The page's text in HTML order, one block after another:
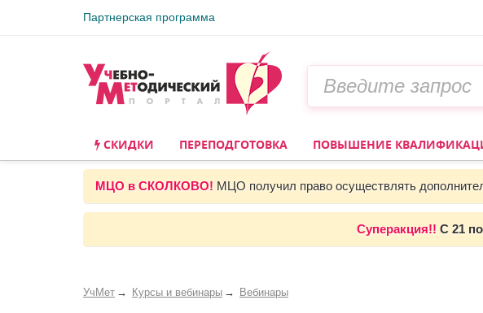
Партнерская программа
СКИДКИ ПЕРЕПОДГОТОВКА ПОВЫШЕНИЕ
МЦО в СКОЛКОВО! МЦО получил право осуществлять
Суперакция!! С 21
УчМет Курсы и вебинары Вебинары